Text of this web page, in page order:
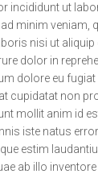
incididunt ut
minim veniam,
nisi ut
dolor in
dolore eu fugiat
cupidatat non
mollit anim id
iste natus
estim
ab illo